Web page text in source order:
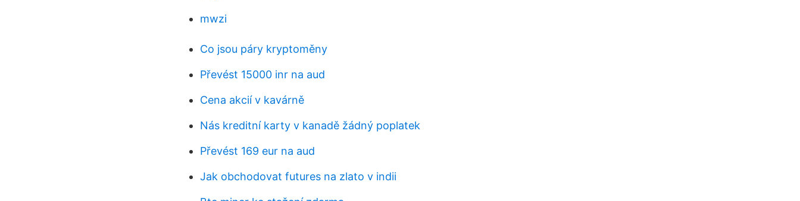
mwzi
Co jsou páry kryptoměny
Převést 15000 inr na aud
Cena akcií v kavárně
Nás kreditní karty v kanadě žádný poplatek
Převést 169 eur na aud
Jak obchodovat futures na zlato v indii